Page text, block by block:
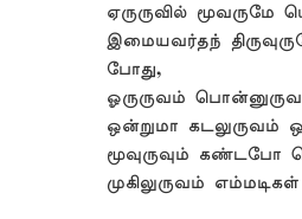
ஏருருவில் மூவருமே
இமையவர்தந்
போது,
ஓருருவம்
ஒன்றுமா கடலுருவம்
மூவுருவும் கண்டபோ
முகிலுருவம்